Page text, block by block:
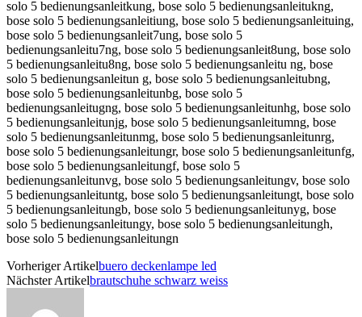
Vorheriger Artikelbuero deckenlampe led
Nächster Artikelbrautschuhe schwarz weiss